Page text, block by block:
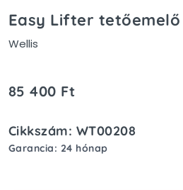
Easy Lifter tetőemelő
Wellis
85 400 Ft
Cikkszám: WT00208
Garancia: 24 hónap